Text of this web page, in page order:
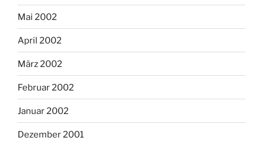
Mai 2002
April 2002
März 2002
Februar 2002
Januar 2002
Dezember 2001